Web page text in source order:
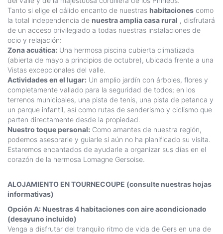
Tanto si elige el cálido encanto de nuestras habitaciones como
la total independencia de nuestra amplia casa rural , disfrutará
de un acceso privilegiado a todas nuestras instalaciones de
ocio y relajación:
Zona acuática: Una hermosa piscina cubierta climatizada
(abierta de mayo a principios de octubre), ubicada frente a una
Vistas excepcionales del valle.
Actividades en el lugar: Un amplio jardín con árboles, flores y
completamente vallado para la seguridad de todos; en los
terrenos municipales, una pista de tenis, una pista de petanca y
un parque infantil, así como rutas de senderismo y ciclismo que
parten directamente desde la propiedad.
Nuestro toque personal: Como amantes de nuestra región,
podemos asesorarle y guiarle si aún no ha planificado su visita.
Estaremos encantados de ayudarle a organizar sus días en el
corazón de la hermosa Lomagne Gersoise.
ALOJAMIENTO EN TOURNECOUPE (consulte nuestras hojas
informativas)
Opción A: Nuestras 4 habitaciones con aire acondicionado
(desayuno incluido)
Venga a disfrutar del tranquilo ritmo de vida de Gers en una de